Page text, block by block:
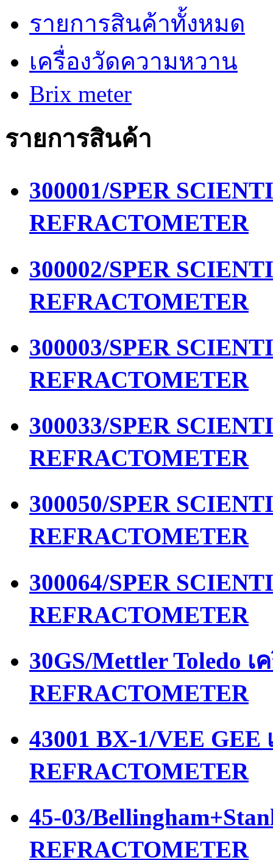
รายการสินค้าทั้งหมด
เครื่องวัดความหวาน
Brix meter
รายการสินค้า
300001/SPER
REFRACTOMETER
300002/SPER
REFRACTOMETER
300003/SPER
REFRACTOMETER
300033/SPER
REFRACTOMETER
300050/SPER
REFRACTOMETER
300064/SPER
REFRACTOMETER
30GS/Mettler Toledo
REFRACTOMETER
43001 BX-1/VEE
REFRACTOMETER
45-03/
REFRACTOMETER